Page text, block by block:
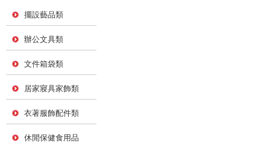
擺設藝品類
辦公文具類
文件箱袋類
居家寢具家飾類
衣著服飾配件類
休閒保健食用品